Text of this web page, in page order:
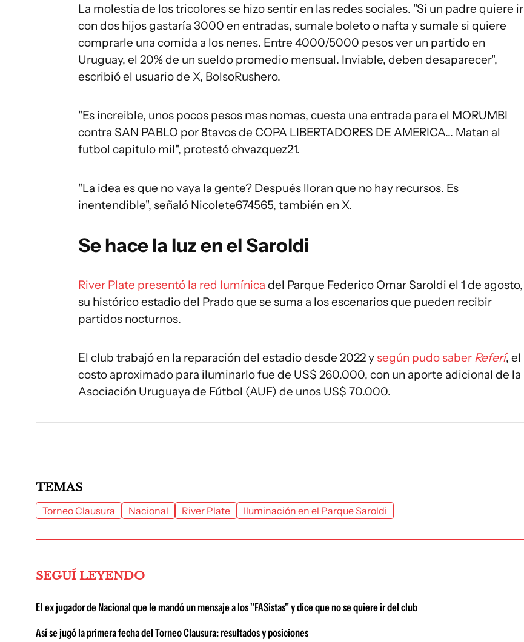
La molestia de los tricolores se hizo sentir en las redes sociales. "Si un padre quiere ir
con dos hijos gastaría 3000 en entradas, sumale boleto o nafta y sumale si quiere
comprarle una comida a los nenes. Entre 4000/5000 pesos ver un partido en
Uruguay, el 20% de un sueldo promedio mensual. Inviable, deben desaparecer",
escribió el usuario de X, BolsoRushero.
"Es increible, unos pocos pesos mas nomas, cuesta una entrada para el MORUMBI
contra SAN PABLO por 8tavos de COPA LIBERTADORES DE AMERICA... Matan al
futbol capitulo mil", protestó chvazquez21.
"La idea es que no vaya la gente? Después lloran que no hay recursos. Es
inentendible", señaló Nicolete674565, también en X.
Se hace la luz en el Saroldi
River Plate presentó la red lumínica del Parque Federico Omar Saroldi el 1 de agosto,
su histórico estadio del Prado que se suma a los escenarios que pueden recibir
partidos nocturnos.
El club trabajó en la reparación del estadio desde 2022 ysegún pudo saber Referí, el
costo aproximado para iluminarlo fue de US$ 260.000, con un aporte adicional de la
Asociación Uruguaya de Fútbol (AUF) de unos US$ 70.000.
TEMAS
Torneo Clausura Nacional River Plate Iluminación en el Parque Saroldi
SEGUÍ LEYENDO
El ex jugador de Nacional que le mandó un mensaje a los "FASistas" y dice que no se quiere ir del club
Así se jugó la primera fecha del Torneo Clausura: resultados y posiciones